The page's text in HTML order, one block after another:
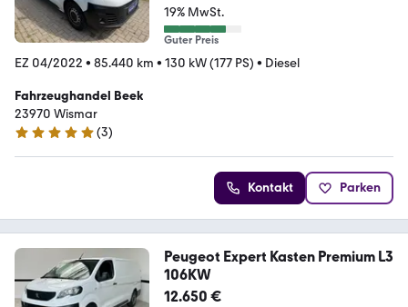
19% MwSt.
Guter Preis
EZ 04/2022 • 85.440 km • 130 kW (177 PS) • Diesel
Fahrzeughandel Beek
23970 Wismar
5 Sterne
(3)
Kontakt Parken
Peugeot Expert Kasten Premium L3
106KW
12.650 €